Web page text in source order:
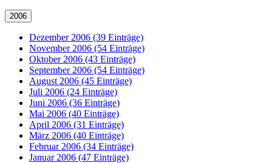
2006
Dezember 2006 (39 Einträge)
November 2006 (54 Einträge)
Oktober 2006 (43 Einträge)
September 2006 (54 Einträge)
August 2006 (45 Einträge)
Juli 2006 (24 Einträge)
Juni 2006 (36 Einträge)
Mai 2006 (40 Einträge)
April 2006 (31 Einträge)
März 2006 (40 Einträge)
Februar 2006 (34 Einträge)
Januar 2006 (47 Einträge)